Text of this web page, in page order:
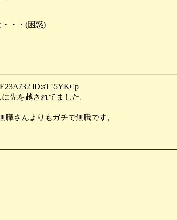
・・(困惑)
ID:sT55YKCp
先を越されてました。
職さんよりもガチで無職です。